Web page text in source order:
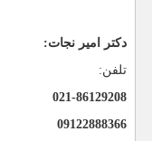
دکتر امیر نجات:
تلفن:
021-86129208
09122888366